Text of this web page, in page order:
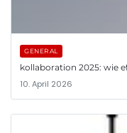
GENERAL
kollaboration 2025: wie
10. April 2026